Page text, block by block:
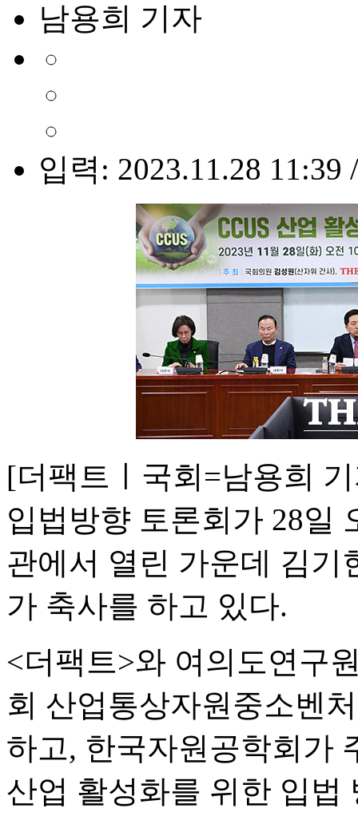
남용희 기자
입력: 2023.11.28 11:39
[더팩트ㅣ국회=남용희
입법방향 토론회가 28일
관에서 열린 가운데 김기
가 축사를 하고 있다.
<더팩트>와 여의도연구
회 산업통상자원중소벤
하고, 한국자원공학회가
산업 활성화를 위한 입법